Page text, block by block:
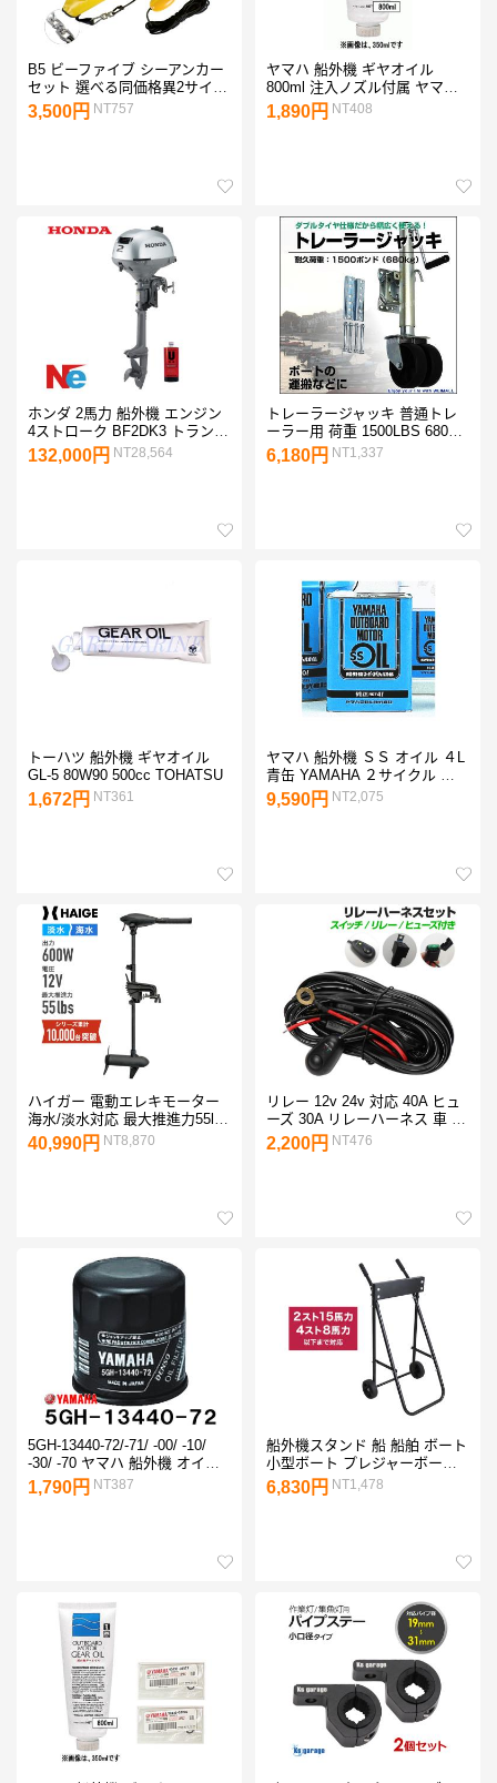
B5 ビーファイブ シーアンカー
セット 選べる同価格異2サイズ
日本語取付 パラシュートアン
カー 流し釣り カヤック sup サ
3,500円 NT757
ヤマハ 船外機 ギヤオイル
800ml 注入ノズル付属 ヤマハ
純正 船外機 ギアオイル
1,890円 NT408
ホンダ 2馬力 船外機 エンジン
4ストローク BF2DK3 トランサ
ムS バーハンドルタイプ エン
ジンオイル1L付 BF2DK3-
132,000円 NT28,564
トレーラージャッキ 普通トレ
ーラー用 荷重 1500LBS 680kg
ダブルタイヤ仕様
6,180円 NT1,337
トーハツ 船外機 ギヤオイル
GL-5 80W90 500cc TOHATSU
1,672円 NT361
ヤマハ 船外機 ＳＳ オイル ４L
青缶 YAMAHA ２サイクル ２
ストローク オイル ヤマハ マリ
ン オイル 純正 船外機オイル
9,590円 NT2,075
ハイガー 電動エレキモーター
海水/淡水対応 最大推進力55lbs
2馬力未満 HS-50703-90 1年保
証
40,990円 NT8,870
リレー 12v 24v 対応 40A ヒュ
ーズ 30A リレーハーネス 車 フ
ォルランプ 2灯用 リレースイ
ッチ バイク フォグ 船 イカ釣
2,200円 NT476
5GH-13440-72/-71/ -00/ -10/
-30/ -70 ヤマハ 船外機 オイル
フィルター エレメント 4サイ
クル 4ストローク ヤマハ 純正
1,790円 NT387
船外機スタンド 船 船舶 ボート
小型ボート プレジャーボート
マルチドーリー メンテナンス
整備 保管 運搬 船用品 船舶用
6,830円 NT1,478